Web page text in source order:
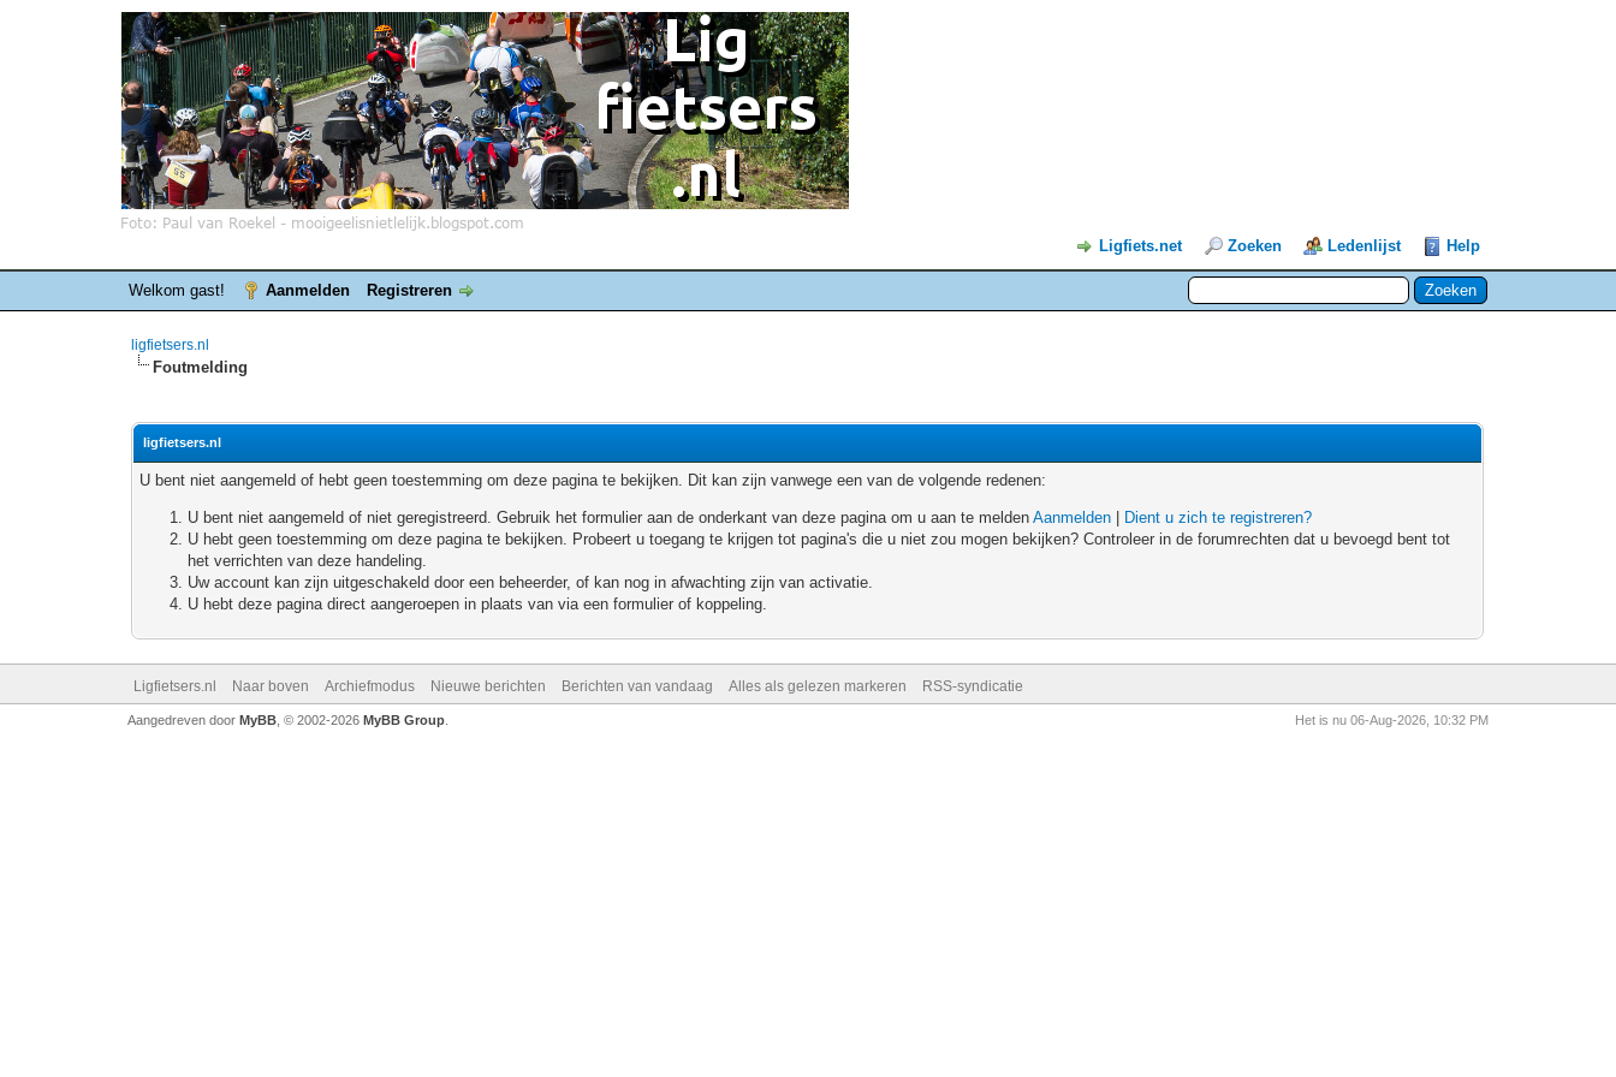
Ligfiets.net Zoeken Ledenlijst Help
Welkom gast! Aanmelden Registreren
ligfietsers.nl
Foutmelding
ligfietsers.nl
U bent niet aangemeld of hebt geen toestemming om deze pagina te bekijken. Dit kan zijn vanwege een van de volgende redenen:
U bent niet aangemeld of niet geregistreerd. Gebruik het formulier aan de onderkant van deze pagina om u aan te meldenAanmelden
Dient u zich te registreren?
U hebt geen toestemming om deze pagina te bekijken. Probeert u toegang te krijgen tot pagina's die u niet zou mogen bekijken? Controleer in de forumrechten dat u bevoegd bent tot
het verrichten van deze handeling.
Uw account kan zijn uitgeschakeld door een beheerder, of kan nog in afwachting zijn van activatie.
U hebt deze pagina direct aangeroepen in plaats van via een formulier of koppeling.
Ligfietsers.nl Naar boven Archiefmodus Nieuwe berichten Berichten van vandaag Alles als gelezen markeren RSS-syndicatie
Het is nu 06-Aug-2026, 10:32 PM
Aangedreven door MyBB, © 2002-2026 MyBB Group.